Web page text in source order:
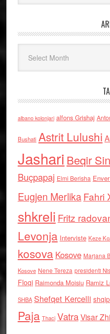
albano kolonjari alfons Grishaj
Bushati Astrit Lulushi
Jashari Beqir
Buçpapaj Elmi Berisha
Eugjen MerlikaFahri
shkreli Fritz
Levonja Interviste Keze
kosova Kosove Marjana
Kosove Nene Tereza presidenti
Floqi Raimonda Moisiu Ramiz
SHBA Shefqet Kercelli
Paja Thaci VatraVisar